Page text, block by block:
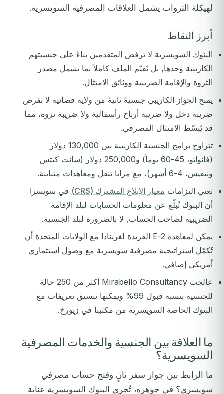
لهيكلة الثروات يشمل العلاقات المصرفية السويسرية.
أبرز النقاط
البنوك السويسرية لا ترفض المتقدمين بناءً على جنسيتهم
الكاريبية وحدها, بل تُقيّم الملف كاملاً بما يشمل مصدر
الثروة والإقامة الضريبية ووثائق الامتثال.
يمنح الجواز الكاريبي جنسيةً ثانيةً من ولاية قضائية لا تفرض
ضريبة دخل ولا ضريبة أرباح رأسمالية ولا ضريبة ثروة، مما
قد يُبسّط الامتثال المصرفي.
تتراوح برامج الجنسية الكاريبية بين 130,000 دولار
(فانواتو، 45-60 يوماً) و250,000 دولار (سانت كيتس
ونيفيس، 4-6 أشهر)، مع مزايا تنقل ومعاهدات متباينة.
تعني التزامات معيار الإبلاغ المشترك (CRS)
في سويسرا
أن البنوك تُبلّغ عن معلومات الحسابات لبلد الإقامة
الضريبية لصاحب الحساب, لا بالضرورة لبلد الجنسية.
يمكن لمعاهدة E-2 الفريدة لغرينادا مع الولايات المتحدة أن
تُكمّل استراتيجية مصرفية سويسرية مع وصول استثماري
أمريكي إضافي.
عالجت Mirabello Consultancy أكثر من 250 حالة
للجنسية بنسبة قبول 99% ويمكنها تنسيق تعريفات مع
البنوك الخاصة السويسرية من مكتبنا في زيورخ.
ما العلاقة بين الجنسية والخدمات المصرفية
السويسرية؟
ما الرابط بين جواز سفر ثانٍ وفتح حساب مصرفي
سويسري؟ في جوهره، تُجري البنوك السويسرية عناية